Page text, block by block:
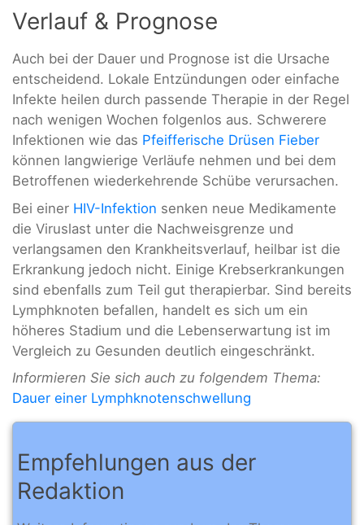
Verlauf & Prognose
Auch bei der Dauer und Prognose ist die Ursache
entscheidend. Lokale Entzündungen oder einfache
Infekte heilen durch passende Therapie in der Regel
nach wenigen Wochen folgenlos aus. Schwerere
Infektionen wie das Pfeifferische Drüsen Fieber
können langwierige Verläufe nehmen und bei dem
Betroffenen wiederkehrende Schübe verursachen.
Bei einer HIV-Infektion senken neue Medikamente
die Viruslast unter die Nachweisgrenze und
verlangsamen den Krankheitsverlauf, heilbar ist die
Erkrankung jedoch nicht. Einige Krebserkrankungen
sind ebenfalls zum Teil gut therapierbar. Sind bereits
Lymphknoten befallen, handelt es sich um ein
höheres Stadium und die Lebenserwartung ist im
Vergleich zu Gesunden deutlich eingeschränkt.
Informieren Sie sich auch zu folgendem Thema:
Dauer einer Lymphknotenschwellung
Empfehlungen aus der
Redaktion